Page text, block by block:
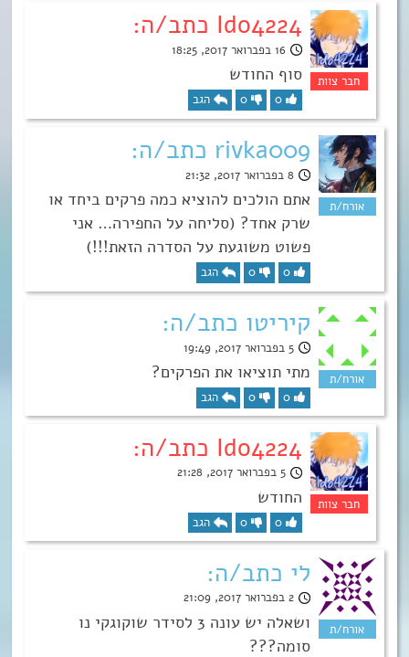
Ido4224 כתב/ה:
16 בפברואר 2017, 18:25
סוף החודש
0
0 הגב
rivka009 כתב/ה:
8 בפברואר 2017, 21:32
אתם הולכים להוציא כמה פרקים ביחד או
שרק אחד? (סליחה על החפירה… אני
פשוט משוגעת על הסדרה הזאת!!!)
0
0 הגב
קיריטו כתב/ה:
5 בפברואר 2017, 19:49
מתי תוציאו את הפרקים?
0
0 הגב
Ido4224 כתב/ה:
5 בפברואר 2017, 21:28
החודש
0
0 הגב
לי כתב/ה:
2 בפברואר 2017, 21:09
ושאלה יש עונה 3 לסידר שוקוגקי נו
סומה???